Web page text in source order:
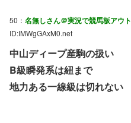
50： 名無しさん＠実況で競馬板アウト
ID:IMWgGAxM0.net
中山ディープ産駒の扱い
B級瞬発系は紐まで
地力ある一線級は切れない